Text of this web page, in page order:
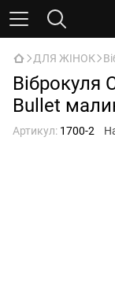
ДЛЯ ЖІНОК
Віброкуля
Bullet
Артикул: 1700-2